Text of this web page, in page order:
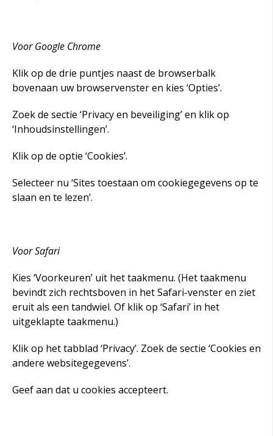
Voor Google Chrome
Klik op de drie puntjes naast de browserbalk
bovenaan uw browservenster en kies ‘Opties’.
Zoek de sectie ‘Privacy en beveiliging’ en klik op
‘Inhoudsinstellingen’.
Klik op de optie ‘Cookies’.
Selecteer nu ‘Sites toestaan om cookiegegevens op te
slaan en te lezen’.
Voor Safari
Kies ‘Voorkeuren’ uit het taakmenu. (Het taakmenu
bevindt zich rechtsboven in het Safari-venster en ziet
eruit als een tandwiel. Of klik op ‘Safari’ in het
uitgeklapte taakmenu.)
Klik op het tabblad ‘Privacy’. Zoek de sectie ‘Cookies en
andere websitegegevens’.
Geef aan dat u cookies accepteert.